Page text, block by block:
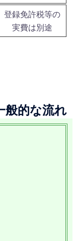
登録免許税等の
実費は別途
般的な流れ